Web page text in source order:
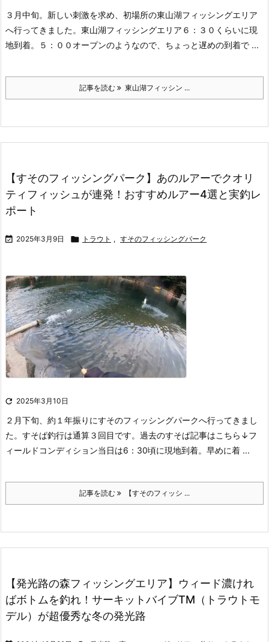
３月中旬。 新しい刺激を求め、初場所の東山湖フィッシングエリア
へ行ってきました。 東山湖フィッシングエリア ６：３０くらいに現
地到着。
５：００オープンのようなので、ちょっと遅めの到着で ...
記事を読む 東山湖フィッシン ...
【すそのフィッシングパーク】あのルアーでクオリ
ティフィッシュが連発！おすすめルアー4選と実釣レ
ポート
 2025年3月9日  トラウト , すそのフィッシングパーク
 2025年3月10日
２月下旬、約１年振りにすそのフィッシングパークへ行ってきまし
た。 すそぱ釣行は通算３回目です。 過去のすそぱ記事はこちら↓フ
ィールドコンディション当日は6：30頃に現地到着。 早めに着 ...
記事を読む 【すそのフィッシ ...
【発光路の森フィッシングエリア】ウィード濃けれ
ばボトムを釣れ！サーキットバイブTM（トラウトモ
デル）が超優秀な冬の発光路